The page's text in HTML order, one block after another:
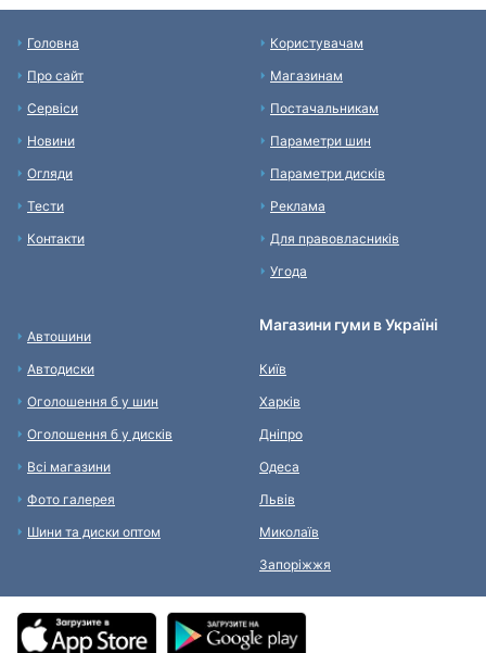
Головна
Про сайт
Сервіси
Новини
Огляди
Тести
Контакти
Користувачам
Магазинам
Постачальникам
Параметри шин
Параметри дисків
Реклама
Для правовласників
Угода
Автошини
Автодиски
Оголошення б у шин
Оголошення б у дисків
Всі магазини
Фото галерея
Шини та диски оптом
Магазини гуми в Україні
Київ
Харків
Дніпро
Одеса
Львів
Миколаїв
Запоріжжя